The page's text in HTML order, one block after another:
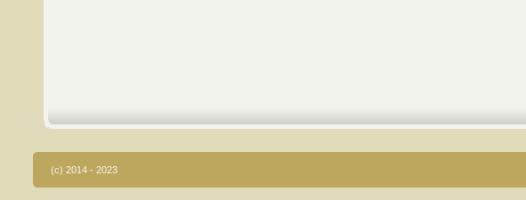
(c) 2014 - 2023